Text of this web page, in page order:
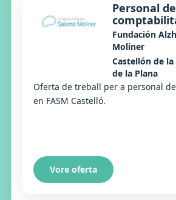
Personal de
Fundación
Moliner
Castellón de
de la Plana
Oferta de treball per a personal
en FASM Castelló.
Vore oferta